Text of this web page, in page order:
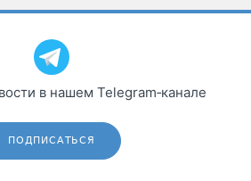
в нашем Telegram‑канале
ПОДПИСАТЬСЯ